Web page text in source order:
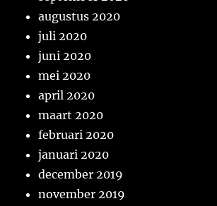
augustus 2020
juli 2020
juni 2020
mei 2020
april 2020
maart 2020
februari 2020
januari 2020
december 2019
november 2019